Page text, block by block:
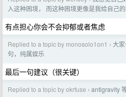
入这种困境， 而这种困境更像是我给自己
有点担心你会不会抑郁或者焦虑
Replied to a topic by monosolo1on1 › 大
句，纯属娱乐
最后一句建议（很关键）
Replied to a topic by okrfuse › antigravity